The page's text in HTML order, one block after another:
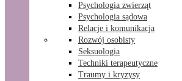
Psychologia zwierząt
Psychologia sądowa
Relacje i komunikacja
Rozwój osobisty
Seksuologia
Techniki terapeutyczne
Traumy i kryzysy